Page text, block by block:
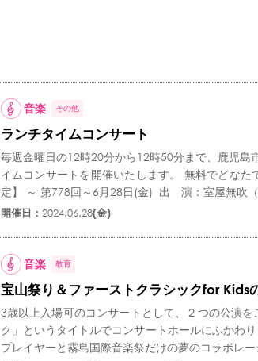
音楽 その他
ランチタイムコンサート
毎週金曜日の12時20分から12時50分まで、鹿児島
イムコンサートを開催いたします。 無料でどな
定】 ～ 第778回～6月28日(金) 出 演：室屋無吹
開催日： 2024.06.28(金)
音楽 教育
宝山祭り＆ファーストクラシックfor Kids
3歳以上入場可のコンサートとして、２つの公演
ク」というタイトルでコンサートホールにふかわ
プレイヤーと霧島国際音楽祭だけの夢のコラボレ